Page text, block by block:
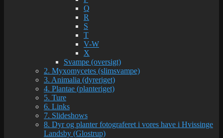
Q
R
S
T
V-W
X
Svampe (oversigt)
2. Myxomycetes (slimsvampe)
3. Animalia (dyreriget)
4. Plantae (planteriget)
5. Ture
6. Links
7. Slideshows
8. Dyr og planter fotograferet i vores have i Hvissinge
Landsby (Glostrup)